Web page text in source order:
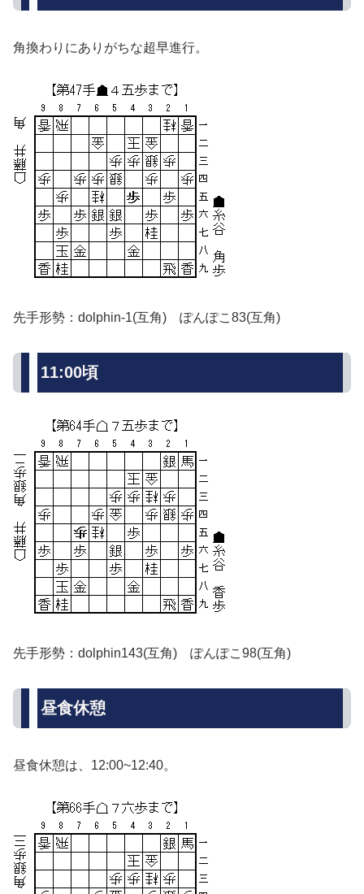
角換わりにありがちな超早進行。
先手形勢：dolphin-1(互角) ぽんぽこ83(互角)
11:00頃
先手形勢：dolphin143(互角) ぽんぽこ98(互角)
昼食休憩
昼食休憩は、12:00~12:40。